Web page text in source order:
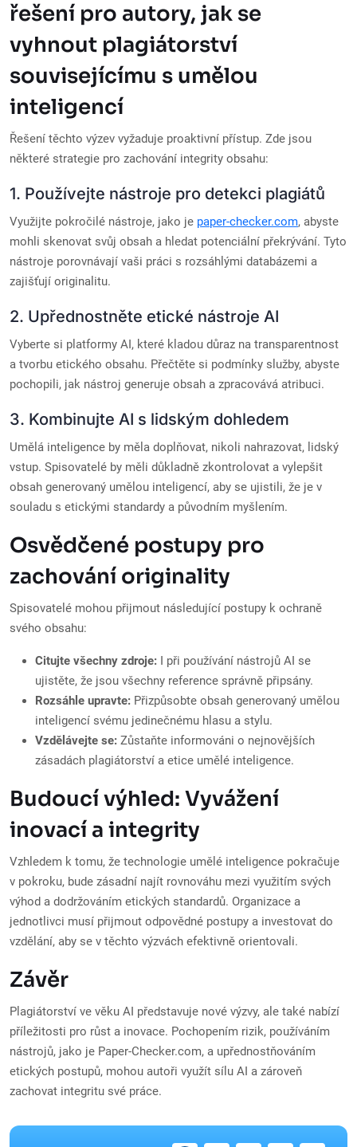
řešení pro autory, jak se
vyhnout plagiátorství
souvisejícímu s umělou
inteligencí
Řešení těchto výzev vyžaduje proaktivní přístup. Zde jsou
některé strategie pro zachování integrity obsahu:
1. Používejte nástroje pro detekci plagiátů
Využijte pokročilé nástroje, jako je paper-checker.com, abyste
mohli skenovat svůj obsah a hledat potenciální překrývání. Tyto
nástroje porovnávají vaši práci s rozsáhlými databázemi a
zajišťují originalitu.
2. Upřednostněte etické nástroje AI
Vyberte si platformy AI, které kladou důraz na transparentnost
a tvorbu etického obsahu. Přečtěte si podmínky služby, abyste
pochopili, jak nástroj generuje obsah a zpracovává atribuci.
3. Kombinujte AI s lidským dohledem
Umělá inteligence by měla doplňovat, nikoli nahrazovat, lidský
vstup. Spisovatelé by měli důkladně zkontrolovat a vylepšit
obsah generovaný umělou inteligencí, aby se ujistili, že je v
souladu s etickými standardy a původním myšlením.
Osvědčené postupy pro
zachování originality
Spisovatelé mohou přijmout následující postupy k ochraně
svého obsahu:
Citujte všechny zdroje: I při používání nástrojů AI se
ujistěte, že jsou všechny reference správně připsány.
Rozsáhle upravte: Přizpůsobte obsah generovaný umělou
inteligencí svému jedinečnému hlasu a stylu.
Vzdělávejte se: Zůstaňte informováni o nejnovějších
zásadách plagiátorství a etice umělé inteligence.
Budoucí výhled: Vyvážení
inovací a integrity
Vzhledem k tomu, že technologie umělé inteligence pokračuje
v pokroku, bude zásadní najít rovnováhu mezi využitím svých
výhod a dodržováním etických standardů. Organizace a
jednotlivci musí přijmout odpovědné postupy a investovat do
vzdělání, aby se v těchto výzvách efektivně orientovali.
Závěr
Plagiátorství ve věku AI představuje nové výzvy, ale také nabízí
příležitosti pro růst a inovace. Pochopením rizik, používáním
nástrojů, jako je Paper-Checker.com, a upřednostňováním
etických postupů, mohou autoři využít sílu AI a zároveň
zachovat integritu své práce.